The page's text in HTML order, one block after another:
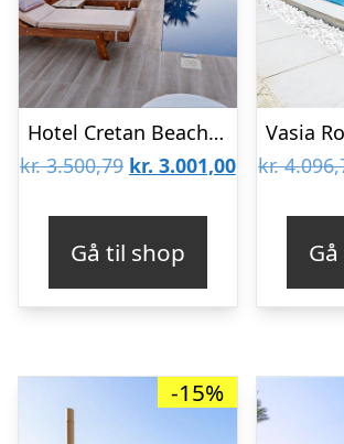
Hotel Cretan Beach Resort – Voksenhotel
kr.3.500,79 Den
var:
kr. 3.500,79.
kr. 3.001,00Den
kr. 3.001,00.
Gå til shop
kr.
-15%